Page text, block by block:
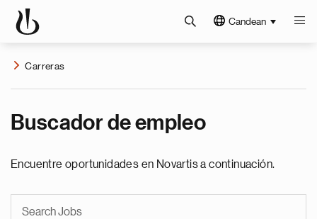
Candean
Carreras
Buscador de empleo
Encuentre oportunidades en Novartis a continuación.